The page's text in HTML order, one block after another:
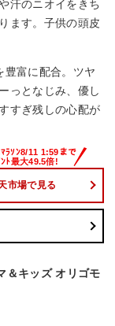
汗のニオイをきち
ます。子供の頭皮
豊富に配合。ツヤ
っとなじみ、優し
すぎ残しの心配が
市場で見る
キッズ オリゴモ